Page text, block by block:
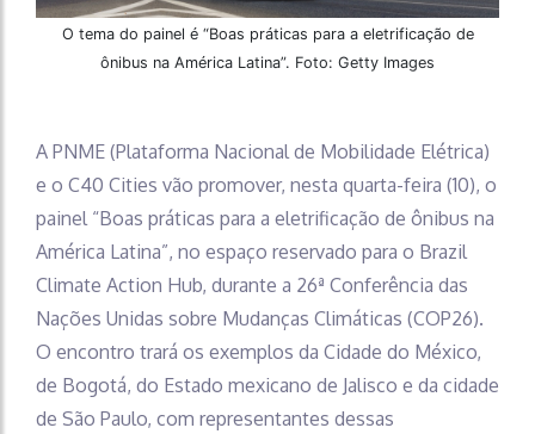
O tema do painel é “Boas práticas para a eletrificação de
ônibus na América Latina”. Foto: Getty Images
A PNME (Plataforma Nacional de Mobilidade Elétrica)
e o C40 Cities vão promover, nesta quarta-feira (10), o
painel “Boas práticas para a eletrificação de ônibus na
América Latina”, no espaço reservado para o Brazil
Climate Action Hub, durante a 26ª Conferência das
Nações Unidas sobre Mudanças Climáticas (COP26).
O encontro trará os exemplos da Cidade do México,
de Bogotá, do Estado mexicano de Jalisco e da cidade
de São Paulo, com representantes dessas